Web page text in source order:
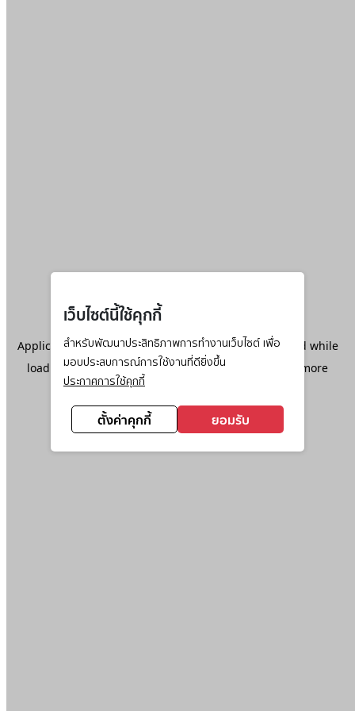
เว็บไซต์นี้ใช้คุกกี้
สำหรับพัฒนาประสิทธิภาพการทำงานเว็บไซต์ เพื่อ
มอบประสบการณ์การใช้งานที่ดียิ่งขึ้น
ประกาศการใช้คุกกี้
ตั้งค่าคุกกี้ ยอมรับ
Application error: aclient-side exception has occurred while
loadingwww.ktc.co.th(see the browser console
for more
information).